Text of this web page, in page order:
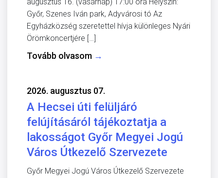
Győr, Szenes Iván park, Adyvárosi tó Az
Egyházközség szeretettel hívja különleges Nyári
Örömkoncertjére […]
Tovább olvasom →
2026. augusztus 07.
A Hecsei úti felüljáró
felújításáról tájékoztatja a
lakosságot Győr Megyei Jogú
Város Útkezelő Szervezete
Győr Megyei Jogú Város Útkezelő Szervezete